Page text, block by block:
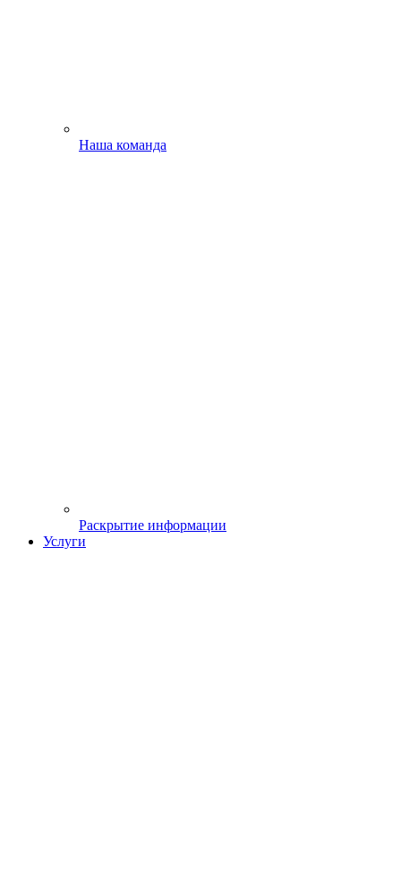
Наша команда
Раскрытие информации
Услуги